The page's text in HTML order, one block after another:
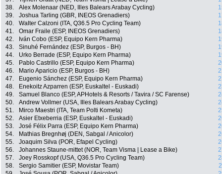
38.
Alex Molenaar (NED, Illes Balears Arabay Cycling)
39.
Joshua Tarling (GBR, INEOS Grenadiers)
40.
Walter Calzoni (ITA, Q36.5 Pro Cycling Team)
41.
Omar Fraile (ESP, INEOS Grenadiers)
42.
Iván Cobo (ESP, Equipo Kern Pharma)
43.
Sinuhé Fernández (ESP, Burgos - BH)
44.
Urko Berrade (ESP, Equipo Kern Pharma)
45.
Pablo Castrillo (ESP, Equipo Kern Pharma)
46.
Mario Aparicio (ESP, Burgos - BH)
47.
Eugenio Sánchez (ESP, Equipo Kern Pharma)
48.
Enekoitz Azparren (ESP, Euskaltel - Euskadi)
49.
Samuel Blanco (ESP, APHotels & Resorts / Tavira / SC Farense)
50.
Andrew Vollmer (USA, Illes Balears Arabay Cycling)
51.
Mirco Maestri (ITA, Team Polti Kometa)
52.
Asier Etxeberria (ESP, Euskaltel - Euskadi)
53.
José Félix Parra (ESP, Equipo Kern Pharma)
54.
Mathias Bregnhøj (DEN, Sabgal / Anicolor)
55.
Joaquim Silva (POR, Efapel Cycling)
56.
Johannes Staune-mittet (NOR, Team Visma | Lease a Bike)
57.
Joey Rosskopf (USA, Q36.5 Pro Cycling Team)
58.
Sergio Samitier (ESP, Movistar Team)